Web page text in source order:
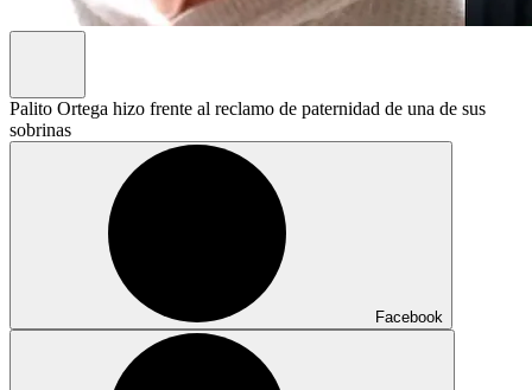
Palito Ortega hizo frente al reclamo de paternidad de una de sus
sobrinas
Facebook